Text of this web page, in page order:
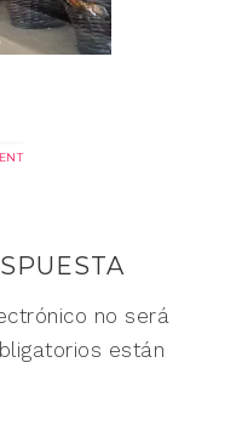
no será
están